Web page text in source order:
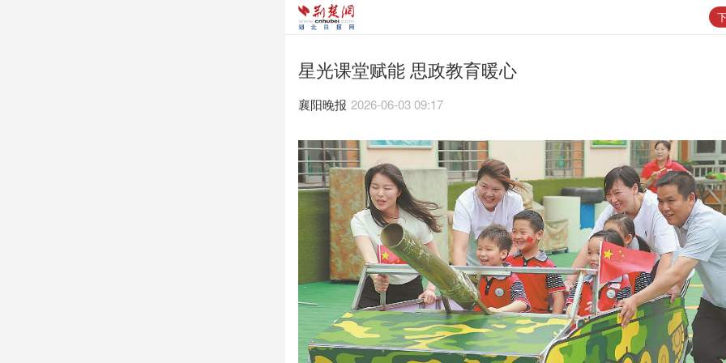
星光课堂赋能 思政教育暖心
襄阳晚报 2026-06-03 09:17